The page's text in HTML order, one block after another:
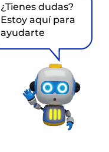
¿Tienes dudas?
Estoy aquí para
ayudarte